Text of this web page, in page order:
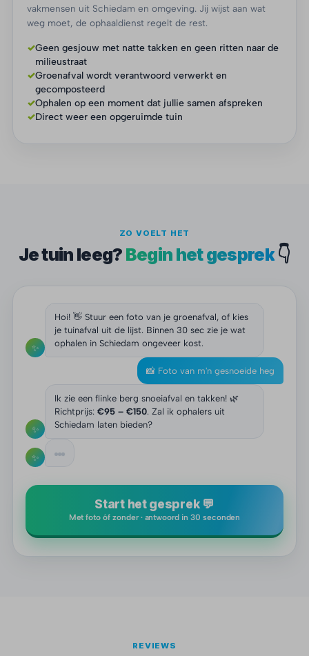
vakmensen uit Schiedam en omgeving. Jij wijst aan wat
weg moet, de ophaaldienst regelt de rest.
✓Geen gesjouw met natte takken en geen ritten naar de
milieustraat
✓Groenafval wordt verantwoord verwerkt en
gecomposteerd
✓Ophalen op een moment dat jullie samen afspreken
✓Direct weer een opgeruimde tuin
ZO VOELT HET
Je tuin leeg? Begin het gesprek👇
✨
Hoi! 👋 Stuur een foto van je groenafval, of kies
je tuinafval uit de lijst. Binnen 30 sec zie je wat
ophalen in Schiedam ongeveer kost.
📸 Foto van m'n gesnoeide heg
✨
Ik zie een flinke berg snoeiafval en takken! 🌿
Richtprijs: €95 – €150. Zal ik ophalers uit
Schiedam laten bieden?
✨
Start het gesprek 💬
Met foto óf zonder · antwoord in 30 seconden
REVIEWS